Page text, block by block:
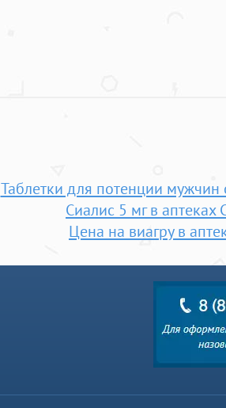
Таблетки для потенции
Сиалис 5 мг в аптеках
Цена на виагру в